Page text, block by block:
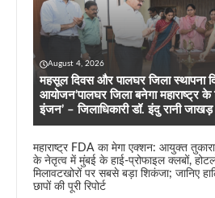
August 4, 2026
महसूल दिवस और पालघर जिला स्थापना
आयोजन’पालघर जिला बनेगा महाराष्ट्र
इंजन’ – जिलाधिकारी डॉ. इंदु रानी जाखड़
महाराष्ट्र FDA का मेगा एक्शन: आयुक्त
के नेतृत्व में मुंबई के हाई-प्रोफाइल क्लबों,
मिलावटखोरों पर सबसे बड़ा शिकंजा; जानिए
छापों की पूरी रिपोर्ट